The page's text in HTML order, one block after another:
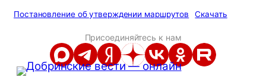
Постановление об утверждении маршрутов Скачать
Присоединяйтесь к нам